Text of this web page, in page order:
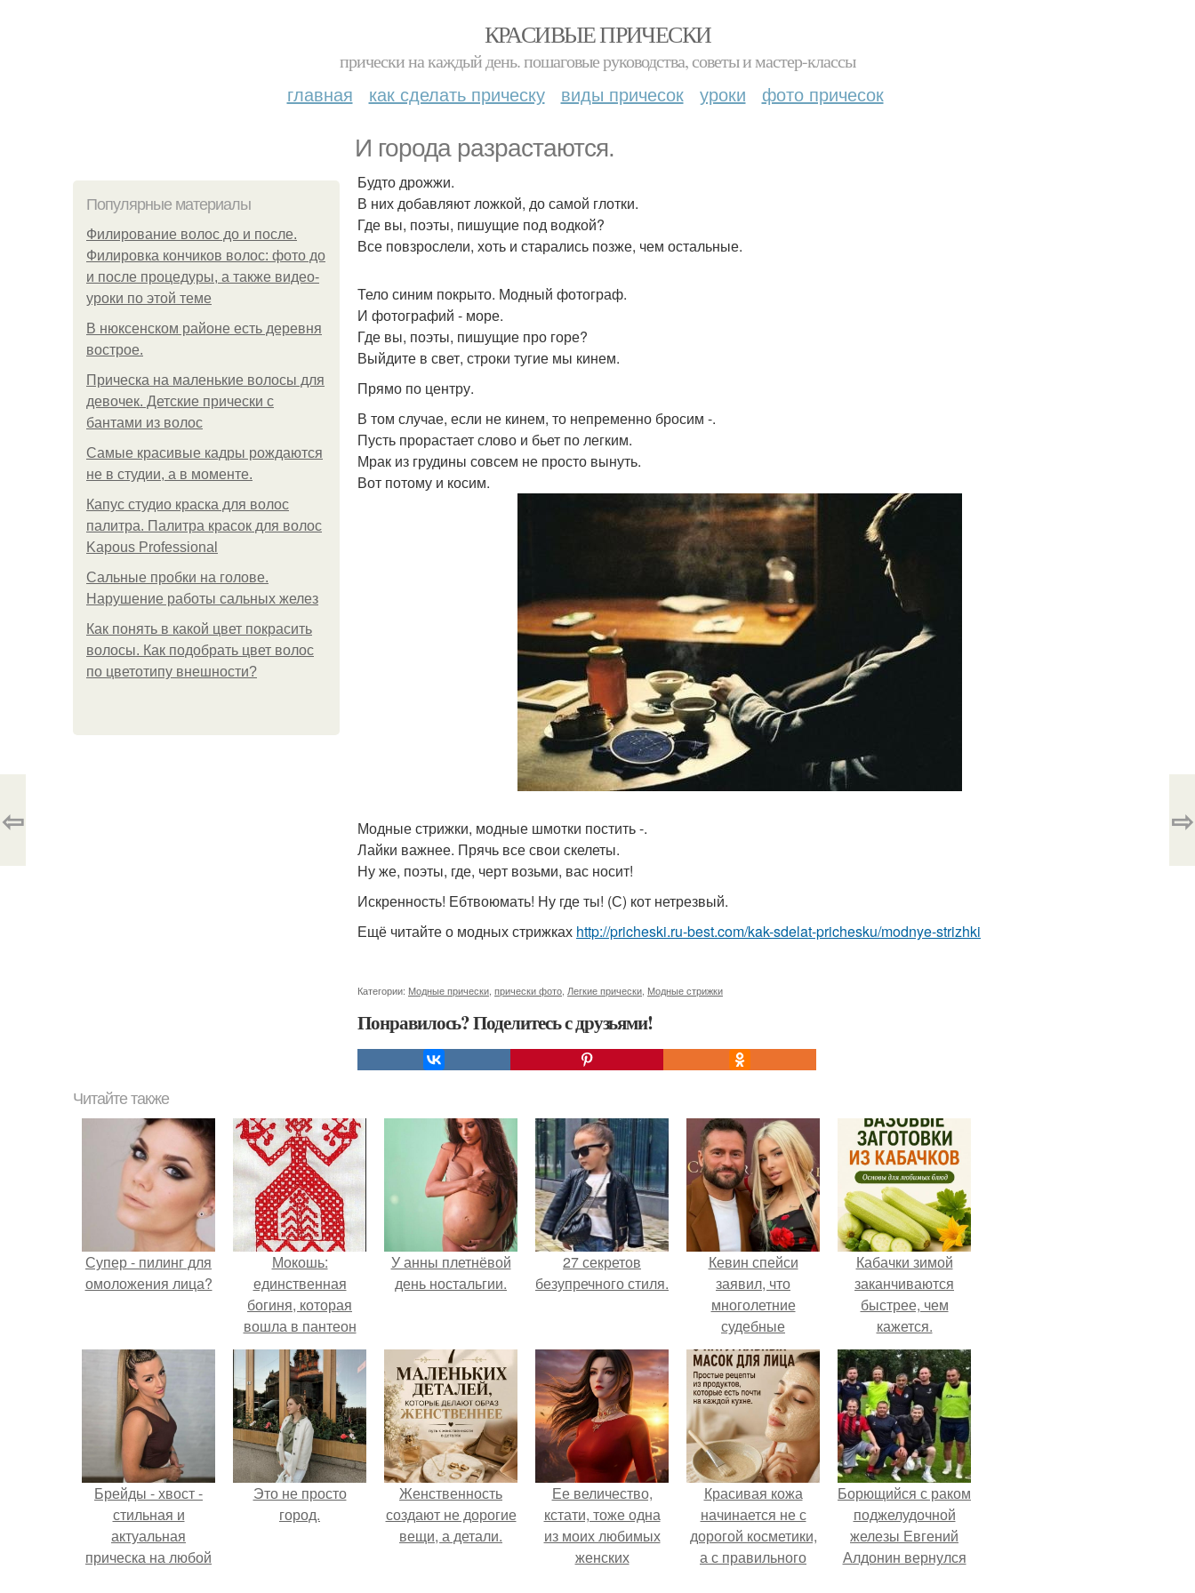
КРАСИВЫЕ ПРИЧЕСКИ
прически на каждый день. пошаговые руководства, советы и мастер-классы
главная как сделать прическу виды причесок уроки фото причесок
И города разрастаются.
Популярные материалы
Филирование волос до и после.
Филировка кончиков волос: фото до
и после процедуры, а также видео-
уроки по этой теме
В нюксенском районе есть деревня
вострое.
Прическа на маленькие волосы для
девочек. Детские прически с
бантами из волос
Самые красивые кадры рождаются
не в студии, а в моменте.
Капус студио краска для волос
палитра. Палитра красок для волос
Kapous Professional
Сальные пробки на голове.
Нарушение работы сальных желез
Как понять в какой цвет покрасить
волосы. Как подобрать цвет волос
по цветотипу внешности?
Будто дрожжи.
В них добавляют ложкой, до самой глотки.
Где вы, поэты, пишущие под водкой?
Все повзрослели, хоть и старались позже, чем остальные.
Тело синим покрыто. Модный фотограф.
И фотографий - море.
Где вы, поэты, пишущие про горе?
Выйдите в свет, строки тугие мы кинем.
Прямо по центру.
В том случае, если не кинем, то непременно бросим -.
Пусть прорастает слово и бьет по легким.
Мрак из грудины совсем не просто вынуть.
Вот потому и косим.
Модные стрижки, модные шмотки постить -.
Лайки важнее. Прячь все свои скелеты.
Ну же, поэты, где, черт возьми, вас носит!
Искренность! Ебтвоюмать! Ну где ты! (С) кот нетрезвый.
Ещё читайте о модных стрижках http://pricheski.ru-best.com/kak-sdelat-prichesku/modnye-strizhki
Категории: Модные прически прически фото Легкие прически Модные стрижки
Понравилось? Поделитесь с друзьями!
⇦ ⇨
Читайте также
Супер - пилинг для
омоложения лица?
Мокошь:
единственная
богиня, которая
вошла в пантеон
князя Владимира.
У анны плетнёвой
день ностальгии.
27 секретов
безупречного стиля.
Кевин спейси
заявил, что
многолетние
судебные
разбирательства
практически
уничтожили его
состояние.
Кабачки зимой
заканчиваются
быстрее, чем
кажется.
Брейды - хвост -
стильная и
актуальная
прическа на любой
Это не просто
город.
Женственность
создают не дорогие
вещи, а детали.
Ее величество,
кстати, тоже одна
из моих любимых
женских
Красивая кожа
начинается не с
дорогой косметики,
а с правильного
Борющийся с раком
поджелудочной
железы Евгений
Алдонин вернулся